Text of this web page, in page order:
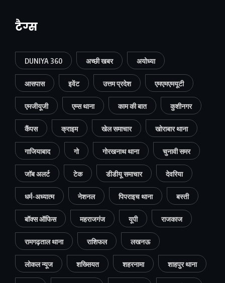
टैग्स
DUNIYA 360 अच्छी खबर अयोध्या
आसपास इवेंट उत्तम प्रदेश एमएमएमयूटी
एमजीयूजी एम्स थाना काम की बात कुशीनगर
कैंपस क्राइम खेल समाचार खोराबार थाना
गाजियाबाद गो गोरखनाथ थाना चुनावी समर
जॉब अलर्ट टेक डीडीयू समाचार देवरिया
धर्म-अध्यात्म नेशनल पिपराइच थाना बस्ती
बॉक्स ऑफिस महराजगंज यूपी राजकाज
रामगढ़ताल थाना राशिफल लखनऊ
लोकल न्यूज शख्सियत शहरनामा शाहपुर थाना